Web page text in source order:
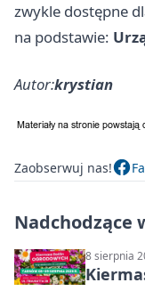
zwykle dostępne
na podstawie:
Autor:krystian
Zaobserwuj nas!
Nadchodzące
8 sierpnia